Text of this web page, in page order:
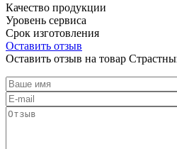
Качество продукции
Уровень сервиса
Срок изготовления
Оставить отзыв
Оставить отзыв на товар